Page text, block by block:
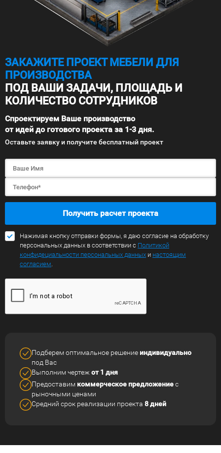
ЗАКАЖИТЕ ПРОЕКТ МЕБЕЛИ ДЛЯ
ПРОИЗВОДСТВА
ПОД ВАШИ ЗАДАЧИ, ПЛОЩАДЬ И
КОЛИЧЕСТВО СОТРУДНИКОВ
Спроектируем Ваше производство
от идей до готового проекта за 1-3 дня.
Оставьте заявку и получите бесплатный проект
Получить расчет проекта
Нажимая кнопку отправки формы, я даю согласие на обработку
персональных данных в соответствии с Политикой
конфидециальности персональных данных и настоящим
согласием.
Подберем оптимальное решение индивидуально
под Вас
Выполним чертеж от 1 дня
Предоставим коммерческое предложениес
рыночными ценами
Средний срок реализации проекта 8 дней